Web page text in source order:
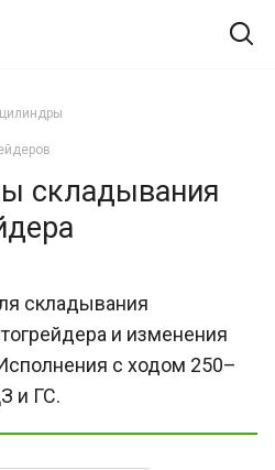
складывания
складывания
и изменения
с ходом 250–
и ГС.